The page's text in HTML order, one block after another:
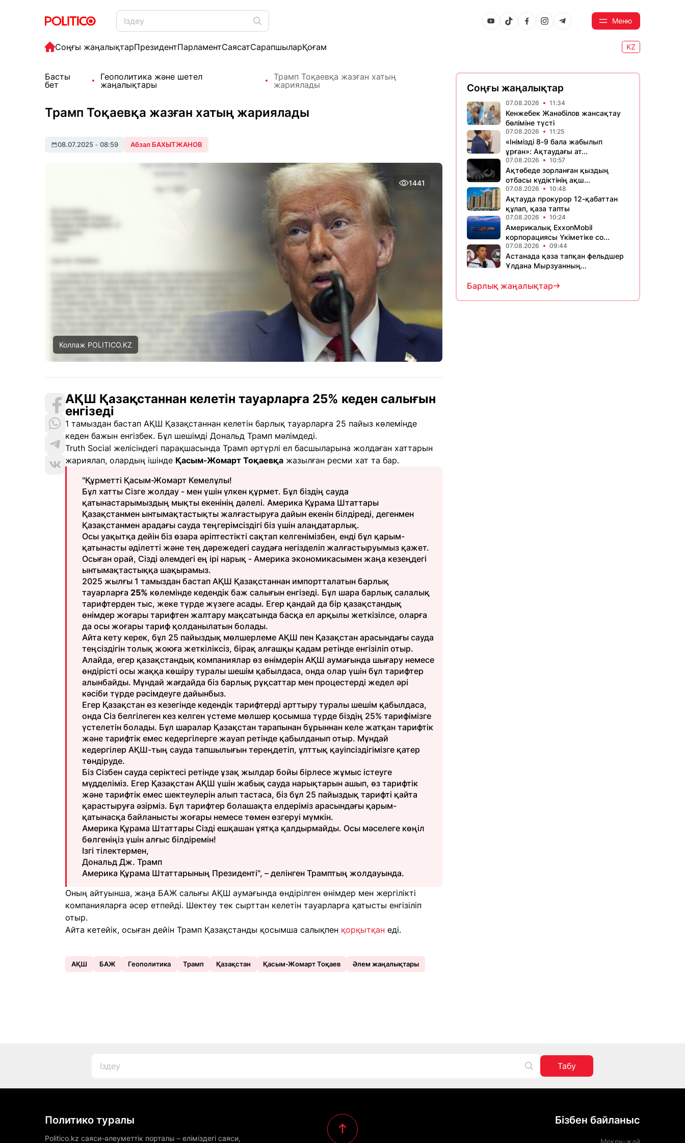
Меню
Соңғы жаңалықтарПрезидентПарламентСаясатСарапшыларҚоғам KZ
Басты
бет
Геополитика және шетел
жаңалықтары
Трамп Тоқаевқа жазған хатың
жариялады
Трамп Тоқаевқа жазған хатың жариялады
08.07.2025 • 08:59 Абзал БАХЫТЖАНОВ
1441
Коллаж POLITICO.KZ
АҚШ Қазақстаннан келетін тауарларға 25% кеден салығын
енгізеді
1 тамыздан бастап АҚШ Қазақстаннан келетін барлық тауарларға 25 пайыз көлемінде
кеден бажын енгізбек. Бұл шешімді Дональд Трамп мәлімдеді.
Truth Social желісіндегі парақшасында Трамп әртүрлі ел басшыларына жолдаған хаттарын
жариялап, олардың ішінде Қасым-Жомарт Тоқаевқа жазылған ресми хат та бар.
"Құрметті Қасым-Жомарт Кемелұлы!
Бұл хатты Сізге жолдау - мен үшін үлкен құрмет. Бұл біздің сауда
қатынастарымыздың мықты екенінің дәлелі. Америка Құрама Штаттары
Қазақстанмен ынтымақтастықты жалғастыруға дайын екенін білдіреді, дегенмен
Қазақстанмен арадағы сауда теңгерімсіздігі біз үшін алаңдатарлық.
Осы уақытқа дейін біз өзара әріптестікті сақтап келгенімізбен, енді бұл қарым-
қатынасты әділетті және тең дәрежедегі саудаға негізделіп жалғастыруымыз қажет.
Осыған орай, Сізді әлемдегі ең ірі нарық - Америка экономикасымен жаңа кезеңдегі
ынтымақтастыққа шақырамыз.
2025 жылғы 1 тамыздан бастап АҚШ Қазақстаннан импортталатын барлық
тауарларға 25% көлемінде кедендік баж салығын енгізеді. Бұл шара барлық салалық
тарифтерден тыс, жеке түрде жүзеге асады. Егер қандай да бір қазақстандық
өнімдер жоғары тарифтен жалтару мақсатында басқа ел арқылы жеткізілсе, оларға
да осы жоғары тариф қолданылатын болады.
Айта кету керек, бұл 25 пайыздық мөлшерлеме АҚШ пен Қазақстан арасындағы сауда
теңсіздігін толық жоюға жеткіліксіз, бірақ алғашқы қадам ретінде енгізіліп отыр.
Алайда, егер қазақстандық компаниялар өз өнімдерін АҚШ аумағында шығару немесе
өндірісті осы жаққа көшіру туралы шешім қабылдаса, онда олар үшін бұл тарифтер
алынбайды. Мұндай жағдайда біз барлық рұқсаттар мен процестерді жедел әрі
кәсіби түрде рәсімдеуге дайынбыз.
Егер Қазақстан өз кезегінде кедендік тарифтерді арттыру туралы шешім қабылдаса,
онда Сіз белгілеген кез келген үстеме мөлшер қосымша түрде біздің 25% тарифімізге
үстелетін болады. Бұл шаралар Қазақстан тарапынан бұрыннан келе жатқан тарифтік
және тарифтік емес кедергілерге жауап ретінде қабылданып отыр. Мұндай
кедергілер АҚШ-тың сауда тапшылығын тереңдетіп, ұлттық қауіпсіздігімізге қатер
төндіруде.
Біз Сізбен сауда серіктесі ретінде ұзақ жылдар бойы бірлесе жұмыс істеуге
мүдделіміз. Егер Қазақстан АҚШ үшін жабық сауда нарықтарын ашып, өз тарифтік
және тарифтік емес шектеулерін алып тастаса, біз бұл 25 пайыздық тарифті қайта
қарастыруға әзірміз. Бұл тарифтер болашақта елдеріміз арасындағы қарым-
қатынасқа байланысты жоғары немесе төмен өзгеруі мүмкін.
Америка Құрама Штаттары Сізді ешқашан ұятқа қалдырмайды. Осы мәселеге көңіл
бөлгеніңіз үшін алғыс білдіремін!
Ізгі тілектермен,
Дональд Дж. Трамп
Америка Құрама Штаттарының Президенті", – делінген Трамптың жолдауында.
Оның айтуынша, жаңа БАЖ салығы АҚШ аумағында өндірілген өнімдер мен жергілікті
компанияларға әсер етпейді. Шектеу тек сырттан келетін тауарларға қатысты енгізіліп
отыр.
Айта кетейік, осыған дейін Трамп Қазақстанды қосымша салықпен қорқытқан еді.
АҚШ БАЖ Геополитика Трамп Қазақстан Қасым-Жомарт Тоқаев Әлем жаңалықтары
Соңғы жаңалықтар
07.08.2026 11:34
Кенжебек Жанәбілов жансақтау
бөліміне түсті
07.08.2026 11:25
«Інімізді 8-9 бала жабылып
ұрған»: Ақтаудағы ат...
07.08.2026 10:57
Ақтөбеде зорланған қыздың
отбасы күдіктінің ақш...
07.08.2026 10:48
Ақтауда прокурор 12-қабаттан
құлап, қаза тапты
07.08.2026 10:24
Америкалық ExxonMobil
корпорациясы Үкіметіке со...
07.08.2026 09:44
Астанада қаза тапқан фельдшер
Ұлдана Мырзуанның...
Барлық жаңалықтар
Табу
Политико туралы
Politico.kz саяси-әлеуметтік порталы – еліміздегі саяси,
Бізбен байланыс
Мекен-жай